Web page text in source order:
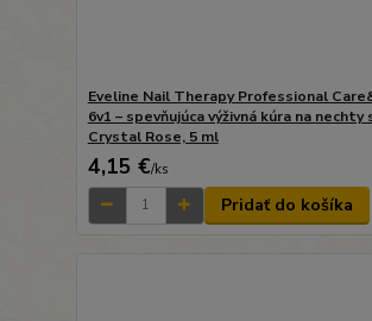
Eveline Nail Therapy Professional
6v1 – spevňujúca výživná kúra na nechty
Crystal Rose, 5 ml
4,15 €/ks
Pridať do košíka